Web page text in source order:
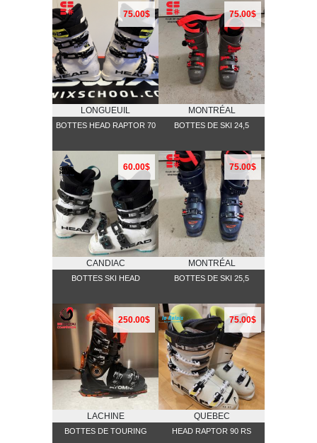
75.00$
LONGUEUIL
BOTTES HEAD RAPTOR 70
75.00$
MONTRÉAL
BOTTES DE SKI 24,5
60.00$
CANDIAC
BOTTES SKI HEAD
75.00$
MONTRÉAL
BOTTES DE SKI 25,5
250.00$
LACHINE
BOTTES DE TOURING
75.00$
QUEBEC
HEAD RAPTOR 90 RS